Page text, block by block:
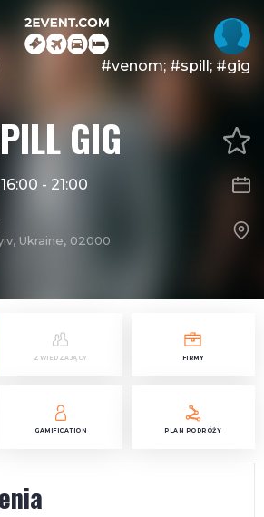
#​venom; #spill; #gig
GIG
- 21:00
Ukraine, 02000
ZWIEDZAJĄCY FIRMY
GAMIFICATION PLAN PODRÓŻY